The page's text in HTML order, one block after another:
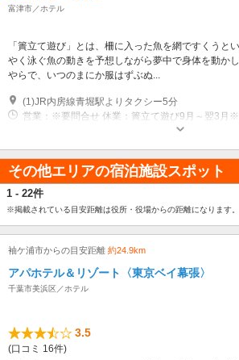
富津市／ホテル
「簀立て遊び」とは、柵に入った魚を網ですくうと
やく泳ぐ魚の動きを予想しながら夢中で身体を動か
やらで、いつのまにか服はずぶぬ...
(1)JR内房線青堀駅よりタクシー5分
営業：※要問合せ 休業：簀立て遊び9月～翌3月
その他エリアの宿泊施設スポット
1 - 22件
※掲載されている目安距離は役所・役場からの距離になります。
袖ケ浦市からの目安距離 約24.9km
アパホテル＆リゾート〈東京ベイ幕張〉
千葉市美浜区／ホテル
3.5
(口コミ 16件)